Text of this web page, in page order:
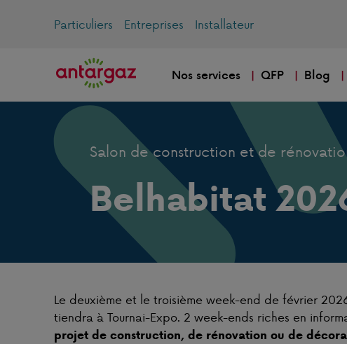
Particuliers Entreprises Installateur
Nos services QFP Blog
Salon de construction et de
Belhabitat
Le deuxième et le troisième week-end de février
tiendra à Tournai-Expo. 2 week-ends riches en
projet de construction, de rénovation ou de